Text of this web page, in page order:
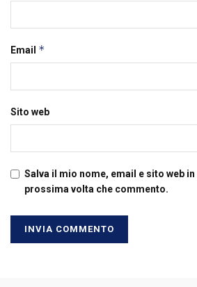
Email *
Sito web
Salva il mio nome, email e sito web
prossima volta che commento.